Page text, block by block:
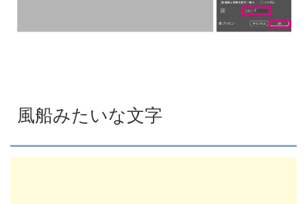
風船みたいな文字